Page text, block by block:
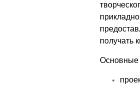
получать
Основные